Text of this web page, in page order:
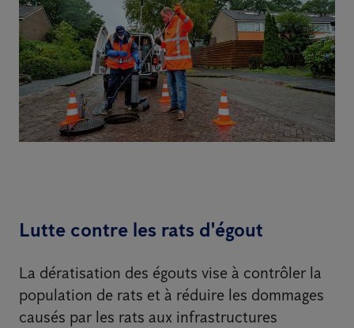
Lutte contre les rats d'égout
La dératisation des égouts vise à contrôler la
population de rats et à réduire les dommages
causés par les rats aux infrastructures